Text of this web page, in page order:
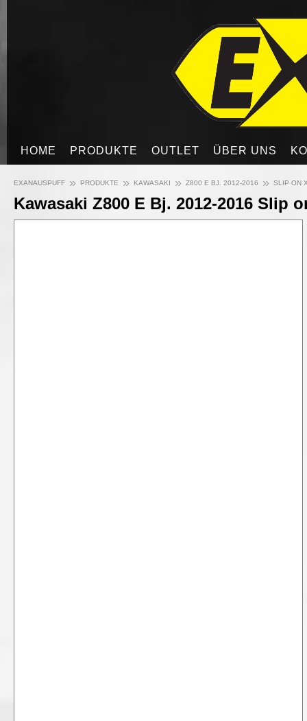
HOME PRODUKTE OUTLET ÜBER UNS
EXANAUSPUFF » PRODUKTE » KAWASAKI » Z800 E BJ. 2012-2016 » SLIP ON
Kawasaki Z800 E Bj. 2012-2016 Slip